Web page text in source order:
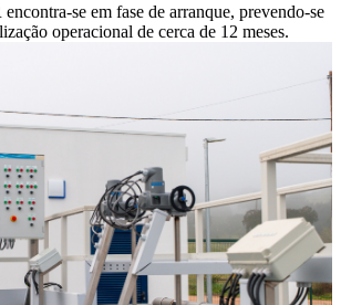
se em fase de arranque, prevendo-se
operacional de cerca de 12 meses.